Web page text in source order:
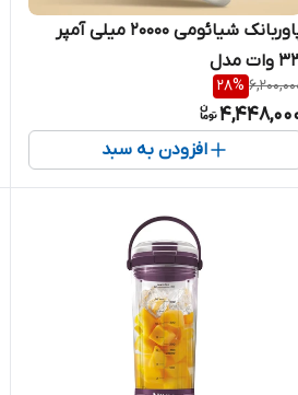
پاوربانک شیائومی 20000 میلی آمپر
مدل
28%
افزودن به سبد